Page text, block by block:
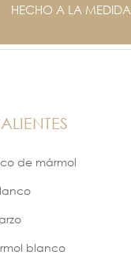
HECHO A LA MEDIDA
de mármol
blanco